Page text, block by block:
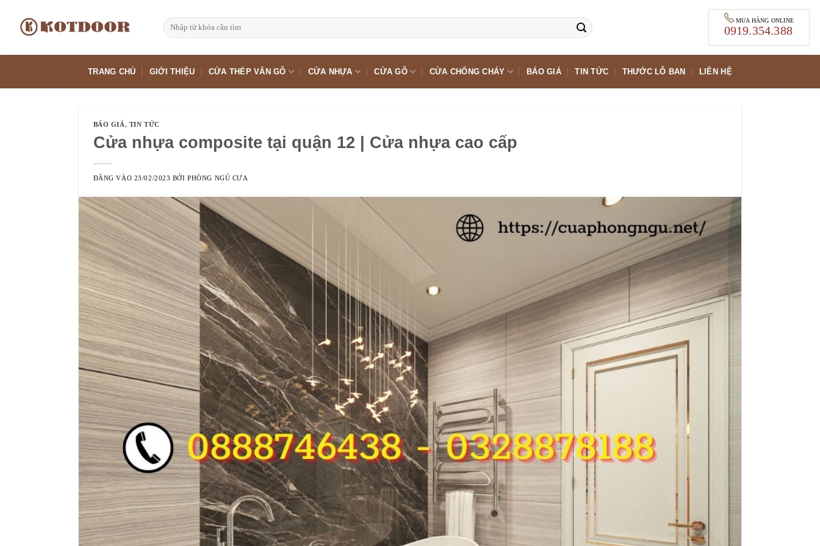
dung
Tìm
kiếm:
MUA HÀNG ONLINE
0919.354.388
TRANG CHỦ GIỚI THIỆU CỬA THÉP VÂN GỖ CỬA NHỰA CỬA GỖ CỬA CHỐNG CHÁY BÁO GIÁ TIN TỨC THƯỚC LỖ BAN LIÊN HỆ
BÁO GIÁ, TIN TỨC
Cửa nhựa composite tại quận 12 | Cửa nhựa cao cấp
ĐĂNG VÀO 23/02/2023 BỞIPHÒNG NGỦ CƯA